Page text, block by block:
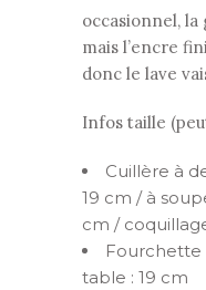
occasionnel,
mais l’encre
donc le lave
Infos taille
Cuillère à
19 cm / à
cm /
Fourchette
table : 19 cm